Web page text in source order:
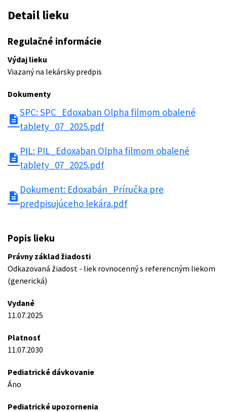
Detail lieku
Regulačné informácie
Výdaj lieku
Viazaný na lekársky predpis
Dokumenty
description
SPC: SPC_Edoxaban Olpha filmom obalené
tablety_07_2025.pdf
description
PIL: PIL_Edoxaban Olpha filmom obalené
tablety_07_2025.pdf
description
Dokument: Edoxabán_Príručka pre
predpisujúceho lekára.pdf
Popis lieku
Právny základ žiadosti
Odkazovaná žiadost - liek rovnocenný s referencným liekom
(generická)
Vydané
11.07.2025
Platnosť
11.07.2030
Pediatrické dávkovanie
Áno
Pediatrické upozornenia